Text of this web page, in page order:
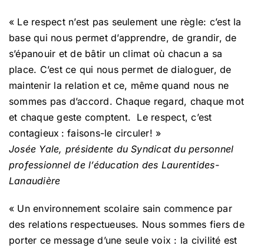
« Le respect n’est pas seulement une règle: c’est la
base qui nous permet d’apprendre, de grandir, de
s’épanouir et de bâtir un climat où chacun a sa
place. C’est ce qui nous permet de dialoguer, de
maintenir la relation et ce, même quand nous ne
sommes pas d’accord. Chaque regard, chaque mot
et chaque geste comptent. Le respect, c’est
contagieux : faisons-le circuler! »
Josée Yale, présidente du Syndicat du personnel
professionnel de l’éducation des Laurentides-
Lanaudière
« Un environnement scolaire sain commence par
des relations respectueuses. Nous sommes fiers de
porter ce message d’une seule voix : la civilité est